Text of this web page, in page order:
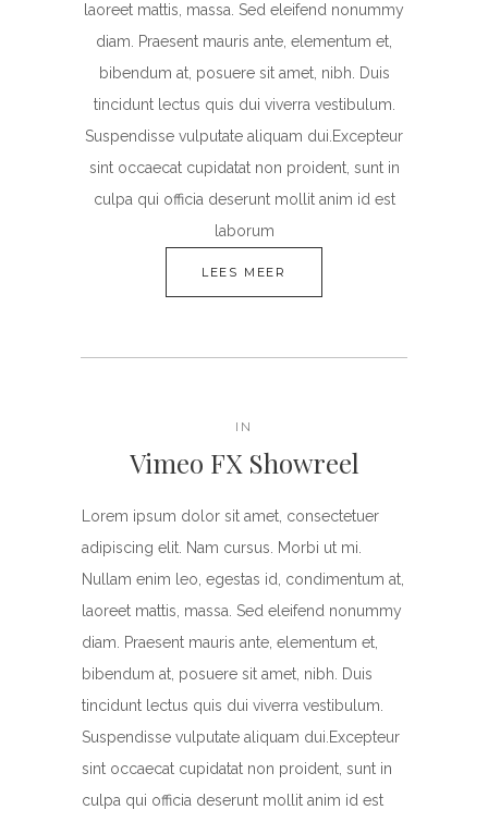
laoreet mattis, massa. Sed eleifend nonummy
diam. Praesent mauris ante, elementum et,
bibendum at, posuere sit amet, nibh. Duis
tincidunt lectus quis dui viverra vestibulum.
Suspendisse vulputate aliquam dui.Excepteur
sint occaecat cupidatat non proident, sunt in
culpa qui officia deserunt mollit anim id est
laborum
LEES MEER
IN
Vimeo FX Showreel
Lorem ipsum dolor sit amet, consectetuer
adipiscing elit. Nam cursus. Morbi ut mi.
Nullam enim leo, egestas id, condimentum at,
laoreet mattis, massa. Sed eleifend nonummy
diam. Praesent mauris ante, elementum et,
bibendum at, posuere sit amet, nibh. Duis
tincidunt lectus quis dui viverra vestibulum.
Suspendisse vulputate aliquam dui.Excepteur
sint occaecat cupidatat non proident, sunt in
culpa qui officia deserunt mollit anim id est